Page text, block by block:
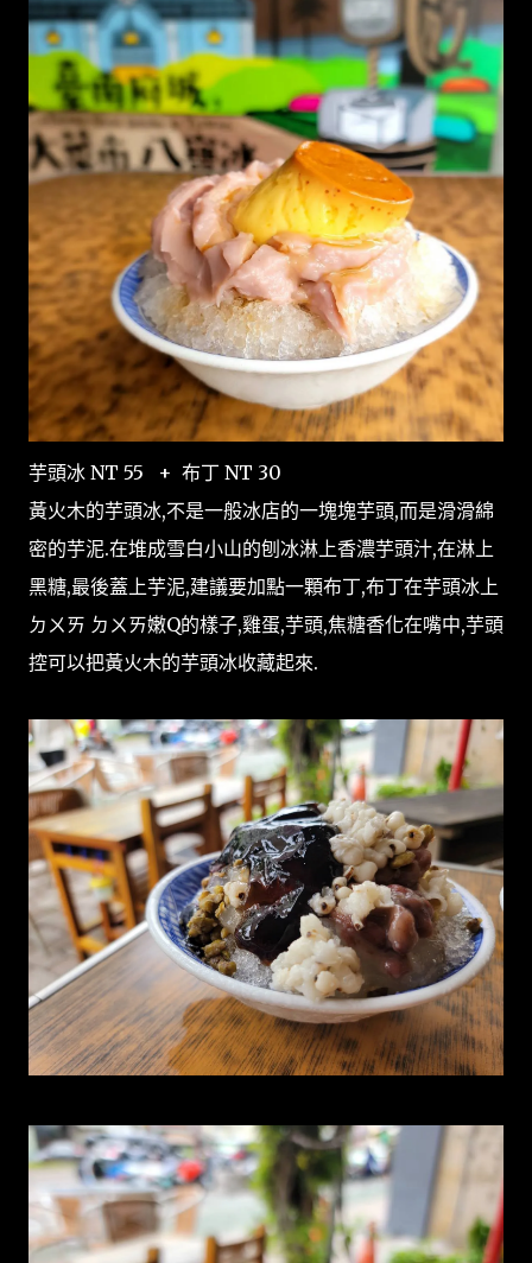
芋頭冰 NT 55 + 布丁 NT 30
黃火木的芋頭冰,不是一般冰店的一塊塊芋頭,而是滑滑綿
密的芋泥.在堆成雪白小山的刨冰淋上香濃芋頭汁,在淋上
黑糖,最後蓋上芋泥,建議要加點一顆布丁,布丁在芋頭冰上
ㄉㄨㄞ ㄉㄨㄞ嫩Q的樣子,雞蛋,芋頭,焦糖香化在嘴中,芋頭
控可以把黃火木的芋頭冰收藏起來.